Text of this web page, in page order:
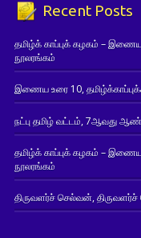
Recent Posts
தமிழ்க் காப்புக் கழகம் –
நூலரங்கம்
இணைய உரை 10,
நட்பு தமிழ் வட்டம், 7ஆவது
தமிழ்க் காப்புக் கழகம் –
நூலரங்கம்
திருவளர்ச் செல்வன்,